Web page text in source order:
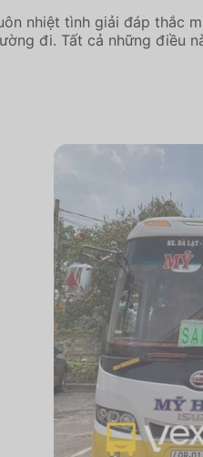
nhiệt tình giải đáp thắc
đi. Tất cả những điều